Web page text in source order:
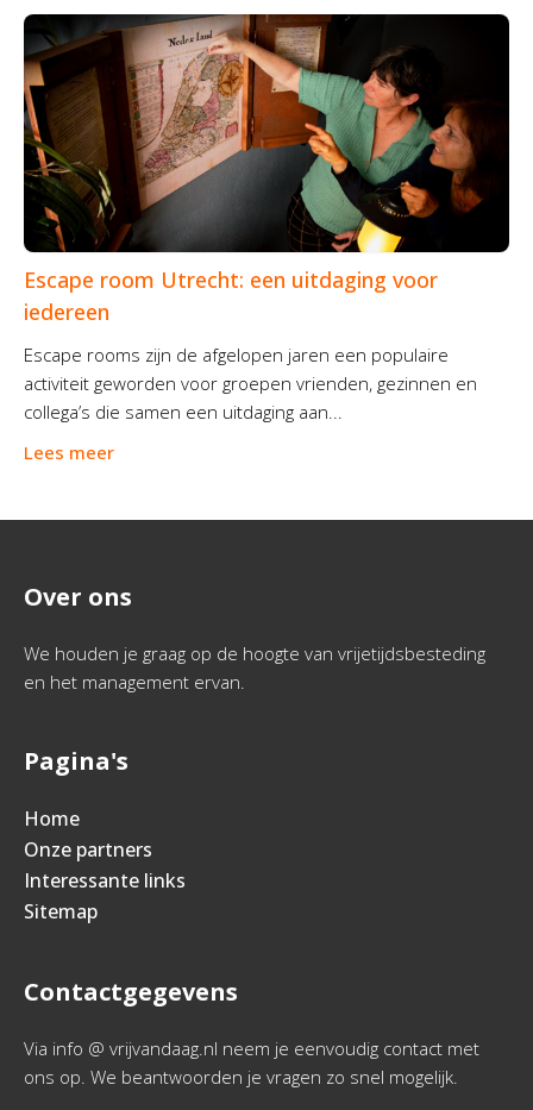
Escape room Utrecht: een uitdaging voor
iedereen
Escape rooms zijn de afgelopen jaren een populaire
activiteit geworden voor groepen vrienden, gezinnen en
collega’s die samen een uitdaging aan...
Lees meer
Over ons
We houden je graag op de hoogte van vrijetijdsbesteding
en het management ervan.
Pagina's
Home
Onze partners
Interessante links
Sitemap
Contactgegevens
Via info @ vrijvandaag.nl neem je eenvoudig contact met
ons op. We beantwoorden je vragen zo snel mogelijk.